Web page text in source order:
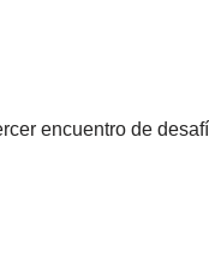
encuentro de